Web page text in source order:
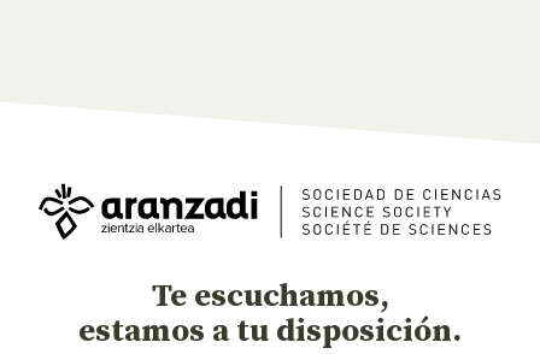
Te escuchamos,
estamos a tu disposición.